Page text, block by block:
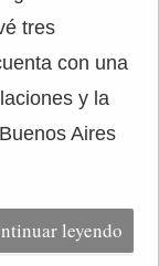
tres
con una
y la
Aires
leyendo